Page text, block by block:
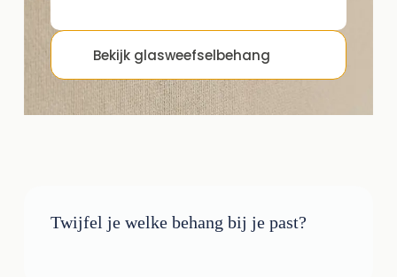
Bekijk glasweefselbehang
Twijfel je welke behang bij je past?